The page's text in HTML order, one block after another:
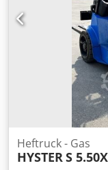
Doorrijhoogte:
Afmetingen (L x B x
gewicht: 5.000 kg
Aozrmmfei Ujck
Vorkverstelling
Heftruck - Gas
HYSTERS